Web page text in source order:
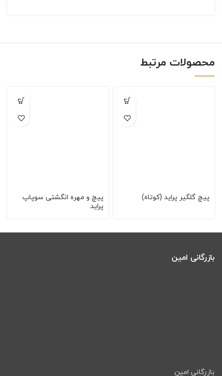
محصولات مرتبط
پيچ گلگير پرايد (کوتاه)
پيچ و مهره انگشتی سوپاپ
پرايد
بازرگانی امین
بازرگانی امین